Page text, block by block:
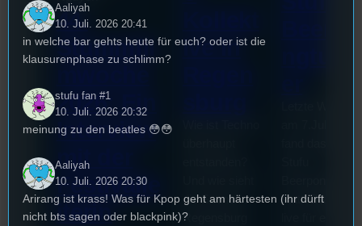
44.
Stummfil
2026: Ein
Interview
mit der
Festivalle
iterin
ive in
die Szene in
Regensburg
statt. Bilal war
Aaliyah
10. Juli. 2026 20:41
in welche bar gehts heute für euch? oder ist die
klausurenphase zu schlimm?
stufu fan #1
10. Juli. 2026 20:32
meinung zu den beatles 😳😳
Aaliyah
10. Juli. 2026 20:30
Arirang ist krass! Was für Kpop geht am härtesten (ihr dürft
nicht bts sagen oder blackpink)?